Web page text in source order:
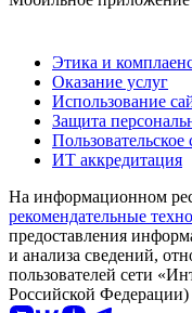
Этика и
Оказание услуг
Использование
Защита
Пользовательское
ИТ аккредитация
На информационном
рекомендательные
предоставления
и анализа сведений,
пользователей сети
Российской Федерации)